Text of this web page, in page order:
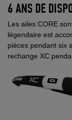
6 ANS DE
Les ailes CORE
légendaire est
pièces pendant six
rechange XC